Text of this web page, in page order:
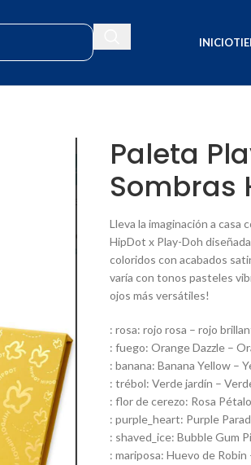
INICIO
Paleta
Sombras
Lleva la imaginación a casa
HipDot x Play-Doh
coloridos con acabados
varía con tonos pasteles
ojos más versátiles!
: rosa: rojo rosa – rojo
: fuego: Orange Dazzle –
: banana: Banana Yellow –
: trébol: Verde jardín –
: flor de cerezo: Rosa
: purple_heart: Purple
: shaved_ice: Bubble Gum
: mariposa: Huevo de